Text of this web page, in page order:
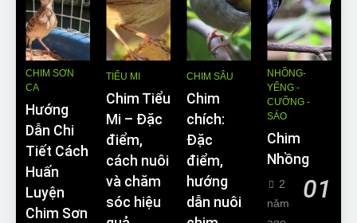
CHIM SƠN
CA
Hướng
Dẫn Chi
Tiết Cách
Huấn
Luyện
Chim Sơn
TIỂU MI
Chim Tiểu
Mi – Đặc
điểm,
cách nuôi
và chăm
sóc hiệu
CHIM SÂU
Chim
chích:
Đặc
điểm,
hướng
dẫn nuôi
NHỒNG-
YỂNG -
CƯỠNG -
SÁO
Chim
Nhồng
01
2
năm